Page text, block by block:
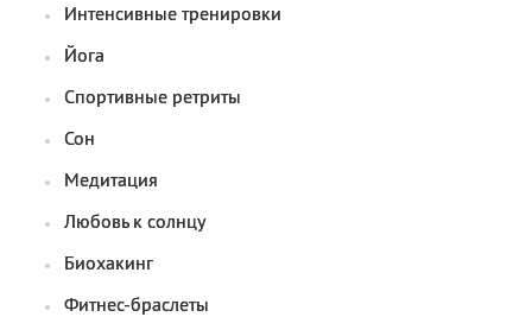
Интенсивные тренировки
Йога
Спортивные ретриты
Сон
Медитация
Любовь к солнцу
Биохакинг
Фитнес-браслеты